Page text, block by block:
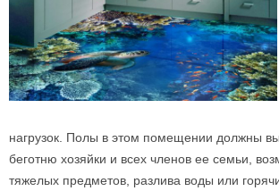
нагрузок. Полы в этом помещении должны
беготню хозяйки и всех членов ее семьи,
тяжелых предметов, разлива воды или